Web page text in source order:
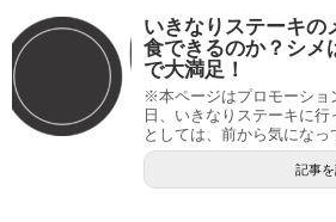
いきなりステーキの
食できるのか？シメ
で大満足！
※本ページはプロモーショ
日、いきなりステーキに
としては、前から気になっ
記事